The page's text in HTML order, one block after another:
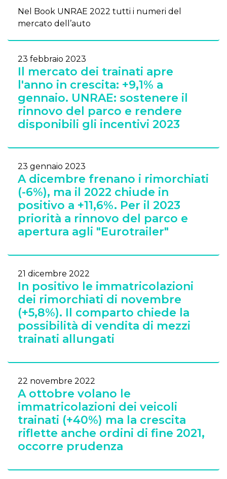
Nel Book UNRAE 2022 tutti i numeri del
mercato dell’auto
23 febbraio 2023
Il mercato dei trainati apre
l'anno in crescita: +9,1% a
gennaio. UNRAE: sostenere il
rinnovo del parco e rendere
disponibili gli incentivi 2023
23 gennaio 2023
A dicembre frenano i rimorchiati
(-6%), ma il 2022 chiude in
positivo a +11,6%. Per il 2023
priorità a rinnovo del parco e
apertura agli "Eurotrailer"
21 dicembre 2022
In positivo le immatricolazioni
dei rimorchiati di novembre
(+5,8%). Il comparto chiede la
possibilità di vendita di mezzi
trainati allungati
22 novembre 2022
A ottobre volano le
immatricolazioni dei veicoli
trainati (+40%) ma la crescita
riflette anche ordini di fine 2021,
occorre prudenza